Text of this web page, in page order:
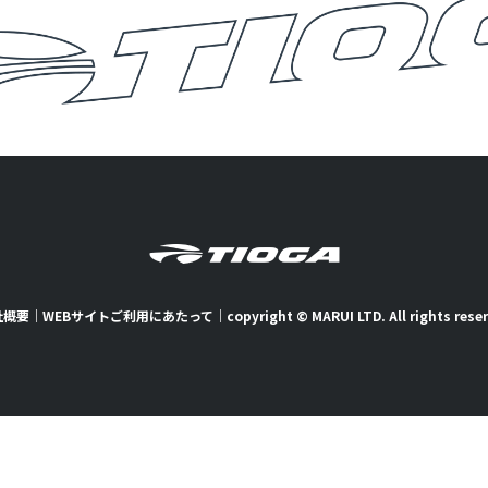
要｜ WEBサイトご利用にあたって ｜ copyright © MARUI LTD. All rights